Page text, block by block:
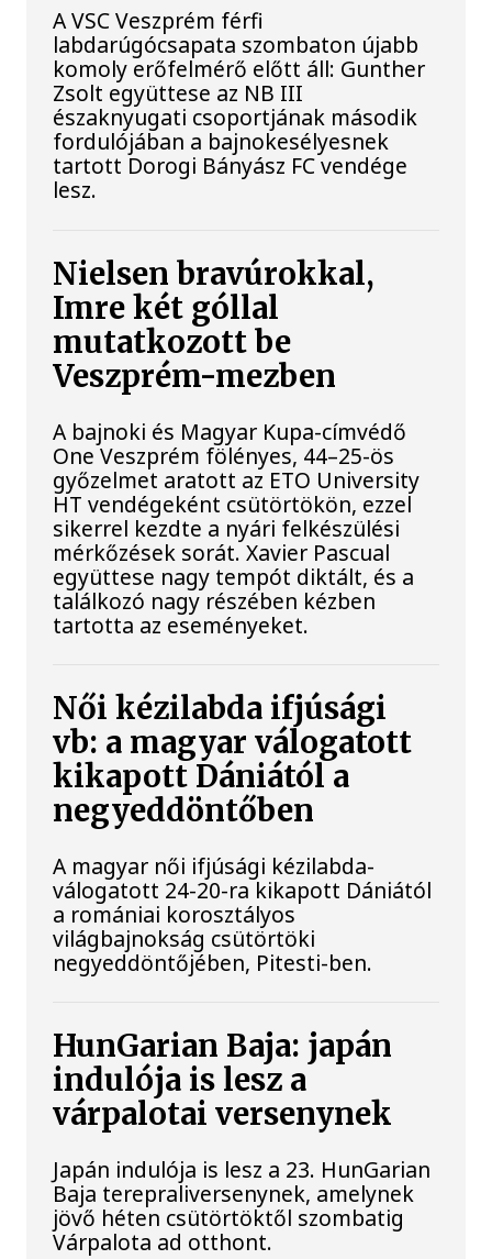
A VSC Veszprém férfi
labdarúgócsapata szombaton újabb
komoly erőfelmérő előtt áll: Gunther
Zsolt együttese az NB III
északnyugati csoportjának második
fordulójában a bajnokesélyesnek
tartott Dorogi Bányász FC vendége
lesz.
Nielsen bravúrokkal,
Imre két góllal
mutatkozott be
Veszprém-mezben
A bajnoki és Magyar Kupa-címvédő
One Veszprém fölényes, 44–25-ös
győzelmet aratott az ETO University
HT vendégeként csütörtökön, ezzel
sikerrel kezdte a nyári felkészülési
mérkőzések sorát. Xavier Pascual
együttese nagy tempót diktált, és a
találkozó nagy részében kézben
tartotta az eseményeket.
Női kézilabda ifjúsági
vb: a magyar válogatott
kikapott Dániától a
negyeddöntőben
A magyar női ifjúsági kézilabda-
válogatott 24-20-ra kikapott Dániától
a romániai korosztályos
világbajnokság csütörtöki
negyeddöntőjében, Pitesti-ben.
HunGarian Baja: japán
indulója is lesz a
várpalotai versenynek
Japán indulója is lesz a 23. HunGarian
Baja terepraliversenynek, amelynek
jövő héten csütörtöktől szombatig
Várpalota ad otthont.